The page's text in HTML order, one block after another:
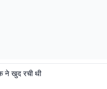
ने खुद रची थी